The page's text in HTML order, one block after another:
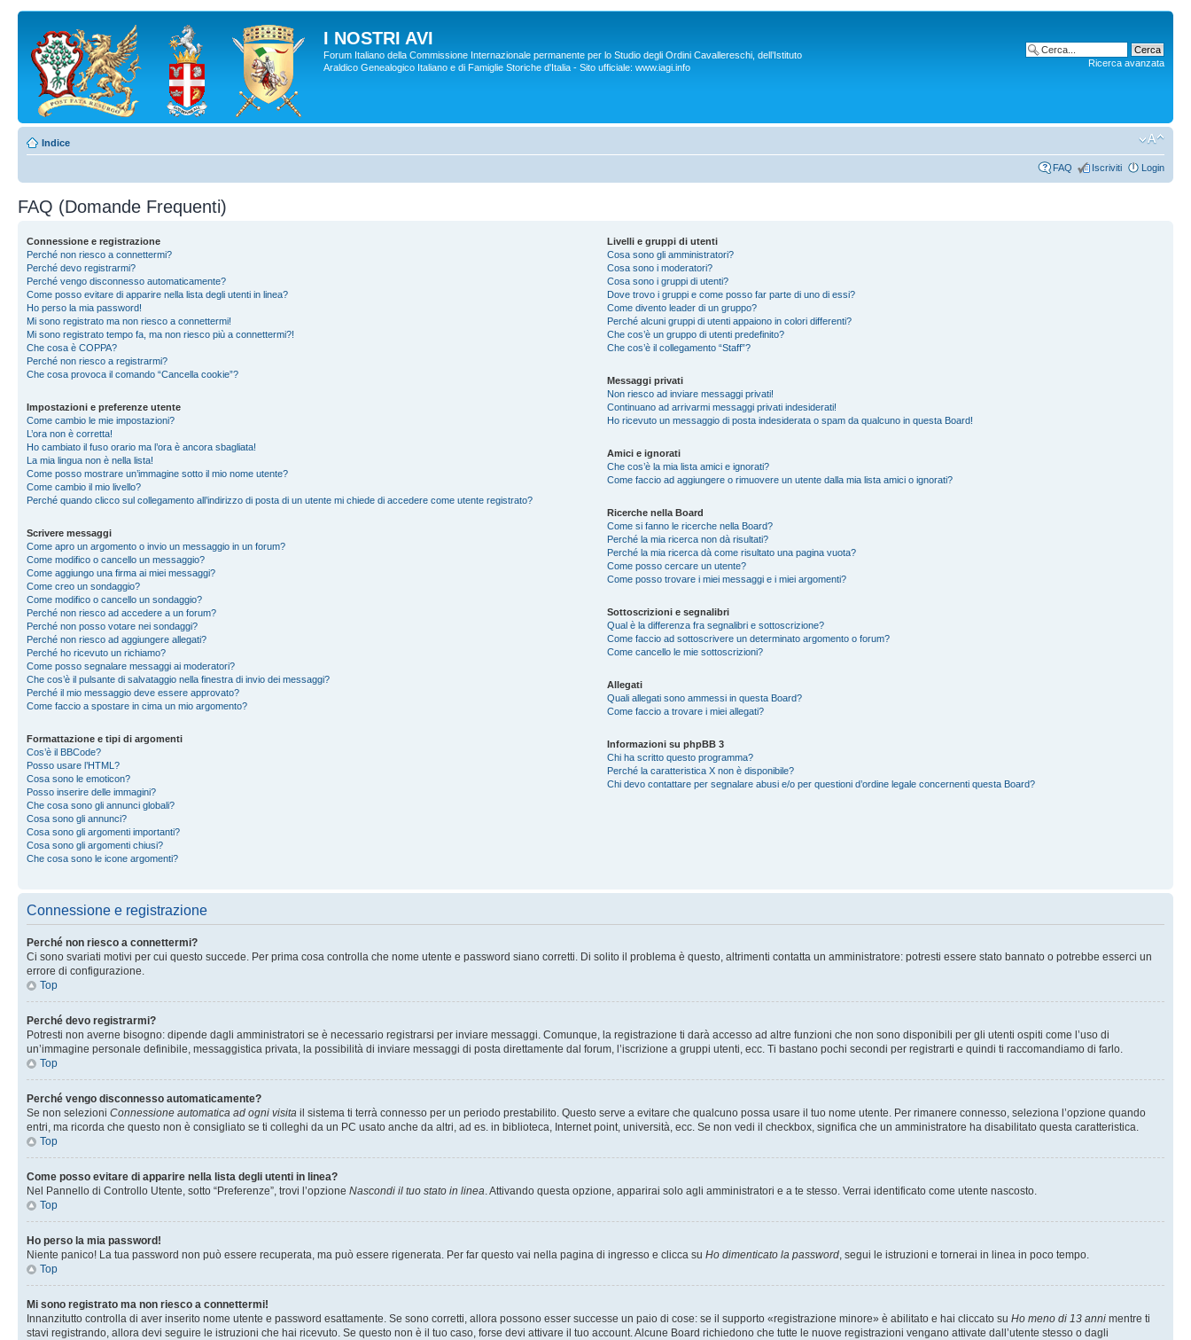
I NOSTRI AVI
Forum Italiano della Commissione Internazionale permanente per lo Studio degli Ordini Cavallereschi, dell’Istituto
Araldico Genealogico Italiano e di Famiglie Storiche d'Italia - Sito ufficiale: www.iagi.info
Ricerca avanzata
Indice
FAQ Iscriviti Login
FAQ (Domande Frequenti)
Connessione e registrazione
Perché non riesco a connettermi?
Perché devo registrarmi?
Perché vengo disconnesso automaticamente?
Come posso evitare di apparire nella lista degli utenti in linea?
Ho perso la mia password!
Mi sono registrato ma non riesco a connettermi!
Mi sono registrato tempo fa, ma non riesco più a connettermi?!
Che cosa è COPPA?
Perché non riesco a registrarmi?
Che cosa provoca il comando “Cancella cookie”?
Impostazioni e preferenze utente
Come cambio le mie impostazioni?
L’ora non è corretta!
Ho cambiato il fuso orario ma l’ora è ancora sbagliata!
La mia lingua non è nella lista!
Come posso mostrare un’immagine sotto il mio nome utente?
Come cambio il mio livello?
Perché quando clicco sul collegamento all’indirizzo di posta di un utente mi chiede di accedere come utente registrato?
Scrivere messaggi
Come apro un argomento o invio un messaggio in un forum?
Come modifico o cancello un messaggio?
Come aggiungo una firma ai miei messaggi?
Come creo un sondaggio?
Come modifico o cancello un sondaggio?
Perché non riesco ad accedere a un forum?
Perché non posso votare nei sondaggi?
Perché non riesco ad aggiungere allegati?
Perché ho ricevuto un richiamo?
Come posso segnalare messaggi ai moderatori?
Che cos’è il pulsante di salvataggio nella finestra di invio dei messaggi?
Perché il mio messaggio deve essere approvato?
Come faccio a spostare in cima un mio argomento?
Formattazione e tipi di argomenti
Cos’è il BBCode?
Posso usare l’HTML?
Cosa sono le emoticon?
Posso inserire delle immagini?
Che cosa sono gli annunci globali?
Cosa sono gli annunci?
Cosa sono gli argomenti importanti?
Cosa sono gli argomenti chiusi?
Che cosa sono le icone argomenti?
Livelli e gruppi di utenti
Cosa sono gli amministratori?
Cosa sono i moderatori?
Cosa sono i gruppi di utenti?
Dove trovo i gruppi e come posso far parte di uno di essi?
Come divento leader di un gruppo?
Perché alcuni gruppi di utenti appaiono in colori differenti?
Che cos’è un gruppo di utenti predefinito?
Che cos’è il collegamento “Staff”?
Messaggi privati
Non riesco ad inviare messaggi privati!
Continuano ad arrivarmi messaggi privati indesiderati!
Ho ricevuto un messaggio di posta indesiderata o spam da qualcuno in questa Board!
Amici e ignorati
Che cos’è la mia lista amici e ignorati?
Come faccio ad aggiungere o rimuovere un utente dalla mia lista amici o ignorati?
Ricerche nella Board
Come si fanno le ricerche nella Board?
Perché la mia ricerca non dà risultati?
Perché la mia ricerca dà come risultato una pagina vuota?
Come posso cercare un utente?
Come posso trovare i miei messaggi e i miei argomenti?
Sottoscrizioni e segnalibri
Qual è la differenza fra segnalibri e sottoscrizione?
Come faccio ad sottoscrivere un determinato argomento o forum?
Come cancello le mie sottoscrizioni?
Allegati
Quali allegati sono ammessi in questa Board?
Come faccio a trovare i miei allegati?
Informazioni su phpBB 3
Chi ha scritto questo programma?
Perché la caratteristica X non è disponibile?
Chi devo contattare per segnalare abusi e/o per questioni d’ordine legale concernenti questa Board?
Connessione e registrazione
Perché non riesco a connettermi?
Ci sono svariati motivi per cui questo succede. Per prima cosa controlla che nome utente e password siano corretti. Di solito il problema è questo, altrimenti contatta un amministratore: potresti essere stato bannato o potrebbe esserci un
errore di configurazione.
Top
Perché devo registrarmi?
Potresti non averne bisogno: dipende dagli amministratori se è necessario registrarsi per inviare messaggi. Comunque, la registrazione ti darà accesso ad altre funzioni che non sono disponibili per gli utenti ospiti come l’uso di
un’immagine personale definibile, messaggistica privata, la possibilità di inviare messaggi di posta direttamente dal forum, l’iscrizione a gruppi utenti, ecc. Ti bastano pochi secondi per registrarti e quindi ti raccomandiamo di farlo.
Top
Perché vengo disconnesso automaticamente?
Se non selezioni Connessione automatica ad ogni visita il sistema ti terrà connesso per un periodo prestabilito. Questo serve a evitare che qualcuno possa usare il tuo nome utente. Per rimanere connesso, seleziona l’opzione quando
entri, ma ricorda che questo non è consigliato se ti colleghi da un PC usato anche da altri, ad es. in biblioteca, Internet point, università, ecc. Se non vedi il checkbox, significa che un amministratore ha disabilitato questa caratteristica.
Top
Come posso evitare di apparire nella lista degli utenti in linea?
Nel Pannello di Controllo Utente, sotto “Preferenze”, trovi l’opzione Nascondi il tuo stato in linea. Attivando questa opzione, apparirai solo agli amministratori e a te stesso. Verrai identificato come utente nascosto.
Top
Ho perso la mia password!
Niente panico! La tua password non può essere recuperata, ma può essere rigenerata. Per far questo vai nella pagina di ingresso e clicca su Ho dimenticato la password, segui le istruzioni e tornerai in linea in poco tempo.
Top
Mi sono registrato ma non riesco a connettermi!
Innanzitutto controlla di aver inserito nome utente e password esattamente. Se sono corretti, allora possono esser successe un paio di cose: se il supporto «registrazione minore» è abilitato e hai cliccato su Ho meno di 13 anni mentre ti
stavi registrando, allora devi seguire le istruzioni che hai ricevuto. Se questo non è il tuo caso, forse devi attivare il tuo account. Alcune Board richiedono che tutte le nuove registrazioni vengano attivate dall’utente stesso o dagli